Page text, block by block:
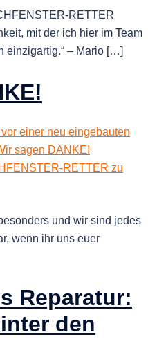
RETTER
mit der ich hier im Team
einzigartig.“ – Mario […]
und wir sind jedes
wenn ihr uns euer
Reparatur:
den